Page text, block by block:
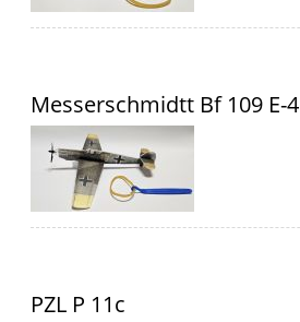
Messerschmidtt Bf 109 E-4
PZL P 11c